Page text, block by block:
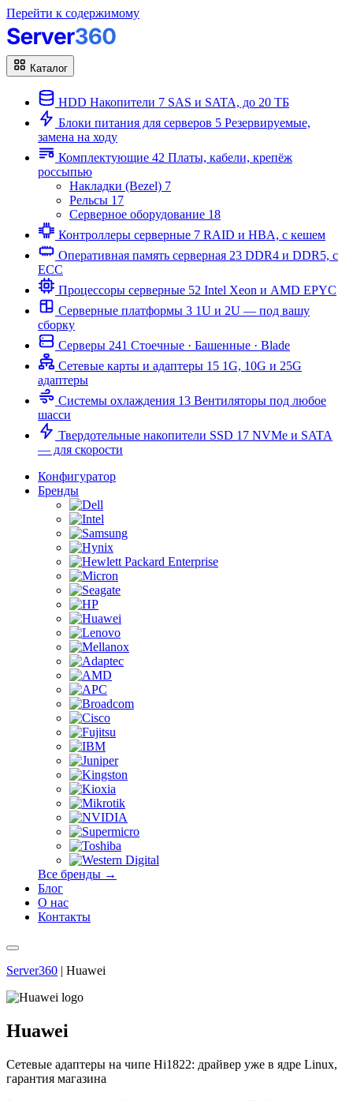
Перейти к содержимому
Каталог
HDD Накопители 7 SAS и SATA, до 20 ТБ
Блоки питания для серверов 5 Резервируемые,
замена на ходу
Комплектующие 42 Платы, кабели, крепёж
россыпью
Накладки (Bezel) 7
Рельсы 17
Серверное оборудование 18
Контроллеры серверные 7 RAID и HBA, с кешем
Оперативная память серверная 23 DDR4 и DDR5, с
ECC
Процессоры серверные 52 Intel Xeon и AMD EPYC
Серверные платформы 3 1U и 2U — под вашу
сборку
Серверы 241 Стоечные · Башенные · Blade
Сетевые карты и адаптеры 15 1G, 10G и 25G
адаптеры
Системы охлаждения 13 Вентиляторы под любое
шасси
Твердотельные накопители SSD 17 NVMe и SATA
— для скорости
Конфигуратор
Бренды
Все бренды →
Блог
О нас
Контакты
Server360 | Huawei
Huawei
Сетевые адаптеры на чипе Hi1822: драйвер уже в ядре Linux,
гарантия магазина